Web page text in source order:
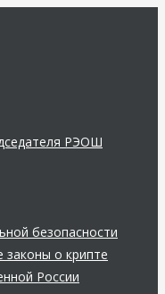
РЭОШ
России